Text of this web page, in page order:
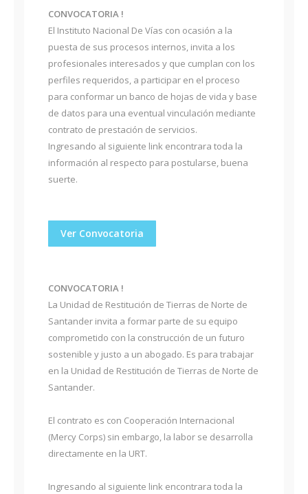
CONVOCATORIA !
El Instituto Nacional De Vías con ocasión a la
puesta de sus procesos internos, invita a los
profesionales interesados y que cumplan con los
perfiles requeridos, a participar en el proceso
para conformar un banco de hojas de vida y base
de datos para una eventual vinculación mediante
contrato de prestación de servicios.
Ingresando al siguiente link encontrara toda la
información al respecto para postularse, buena
suerte.
Ver Convocatoria
CONVOCATORIA !
La Unidad de Restitución de Tierras de Norte de
Santander invita a formar parte de su equipo
comprometido con la construcción de un futuro
sostenible y justo a un abogado. Es para trabajar
en la Unidad de Restitución de Tierras de Norte de
Santander.
El contrato es con Cooperación Internacional
(Mercy Corps) sin embargo, la labor se desarrolla
directamente en la URT.
Ingresando al siguiente link encontrara toda la